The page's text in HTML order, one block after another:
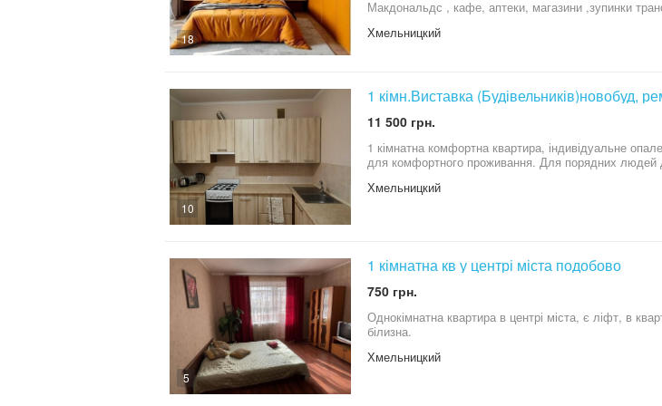
18
Макдональдс , кафе, аптеки, магазини ,зупинки транспорту. - Укомплектована всім необхідним для проживання . - При
років. - Не здається для проведення святкових
менш ніж за 2 доби - в іншому випадку предоплата не
Хмельницкий
10
1 кімн.Виставка (Будівельників)новобуд,
11 500 грн.
1 кімнатна комфортна квартира, індивідуальне
для комфортного проживання. Для порядних людей
Хмельницкий
5
1 кімнатна кв у центрі міста подобово
750 грн.
Однокімнатна квартира в центрі міста, є ліфт, в
білизна.
Хмельницкий